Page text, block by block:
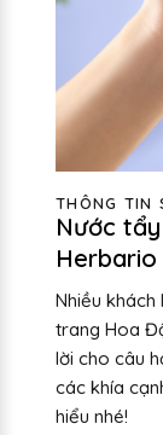
THÔNG TIN
Nước
Nhiều
trang Hoa
lời cho câu
các khía
hiểu nhé!